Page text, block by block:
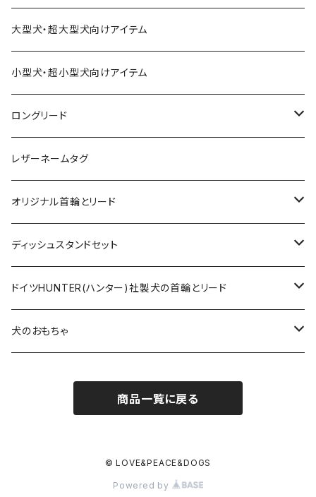
大型犬・超大型犬向けアイテム
小型犬・超小型犬向けアイテム
ロングリード
オリジナル軽量ロングリード
オリジナルロングリード
レザーネームタグ
オリジナル首輪とリード
ロープとヌメ革の首輪とリード
ヌメ革の首輪とリード
アニリンレザーの首輪とリード
ディッシュスタンドセット
無垢の木とステンレスのディッシュスタンドセット
超小型犬〜中型犬サイズ
無垢の木と陶器のディッシュスタンドセット
大型犬〜超大型犬向けサイズ
ドイツHUNTER(ハンター)社製犬の首輪とリード
HUNTER(ハンター）社製首輪
HUNTER（ハンター）社製スリップリード
JOKKE（フィンランド・ヨッケ）製首輪
犬のおもちゃ
ボールのおもちゃ
商品一覧に戻る
© LOVE&PEACE&DOGS
Powered by